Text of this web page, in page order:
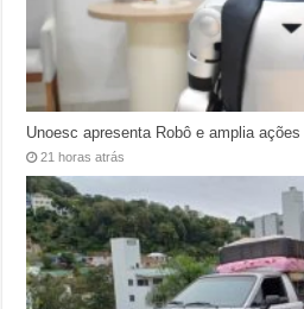
Unoesc apresenta Robô e amplia
21 horas atrás